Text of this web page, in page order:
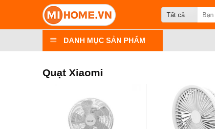
nội
Search
DANH MỤC SẢN PHẨM
Quạt Xiaomi